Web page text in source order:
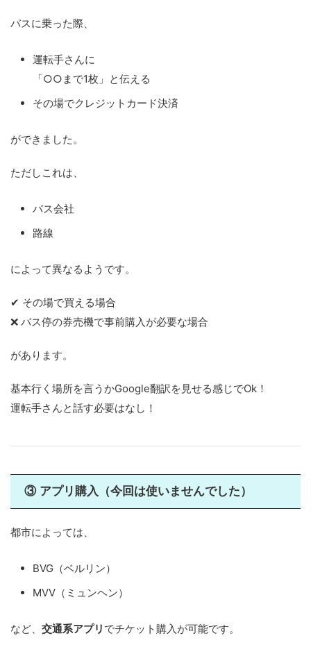
バスに乗った際、
運転手さんに
「○○まで1枚」と伝える
その場でクレジットカード決済
ができました。
ただしこれは、
バス会社
路線
によって異なるようです。
✔ その場で買える場合
❌ バス停の券売機で事前購入が必要な場合
があります。
基本行く場所を言うかGoogle翻訳を見せる感じでOk！
運転手さんと話す必要はなし！
③ アプリ購入（今回は使いませんでした）
都市によっては、
BVG（ベルリン）
MVV（ミュンヘン）
など、 交通系アプリ でチケット購入が可能です。